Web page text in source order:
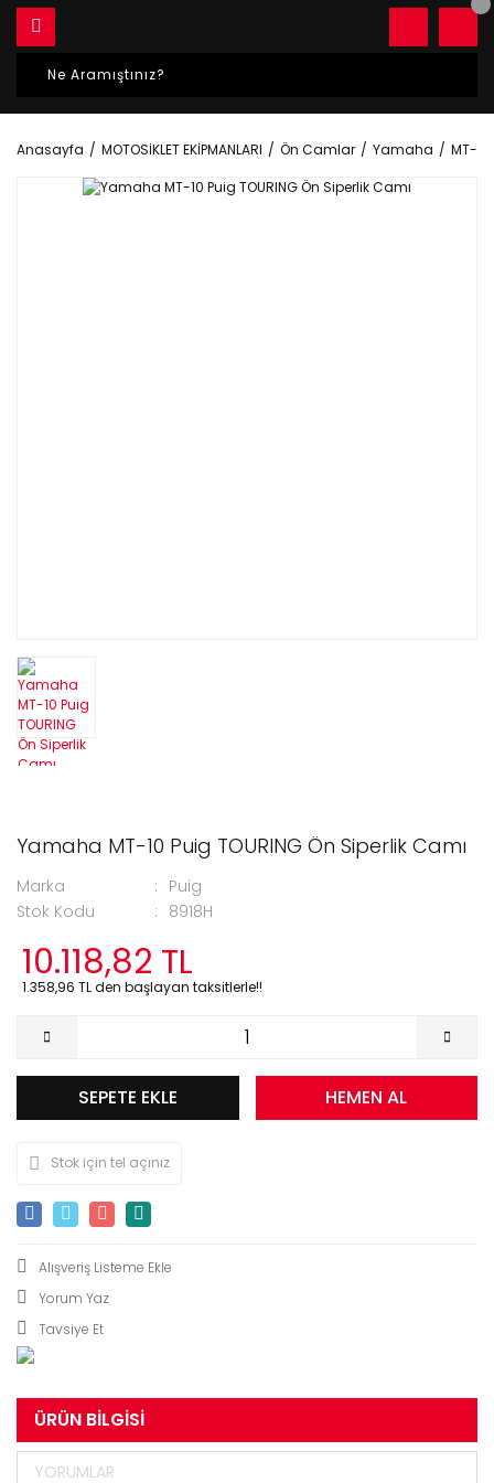
Anasayfa MOTOSİKLET EKİPMANLARI Ön Camlar Yamaha MT-10
Yamaha MT-10 Puig TOURING Ön Siperlik Camı
Marka
Puig
Stok Kodu
8918H
10.118,82 TL
1.358,96 TL den başlayan taksitlerle!!
SEPETE EKLE HEMEN AL
Stok için tel açınız
Yorum Yaz
Tavsiye Et
ÜRÜN BILGISI
YORUMLAR